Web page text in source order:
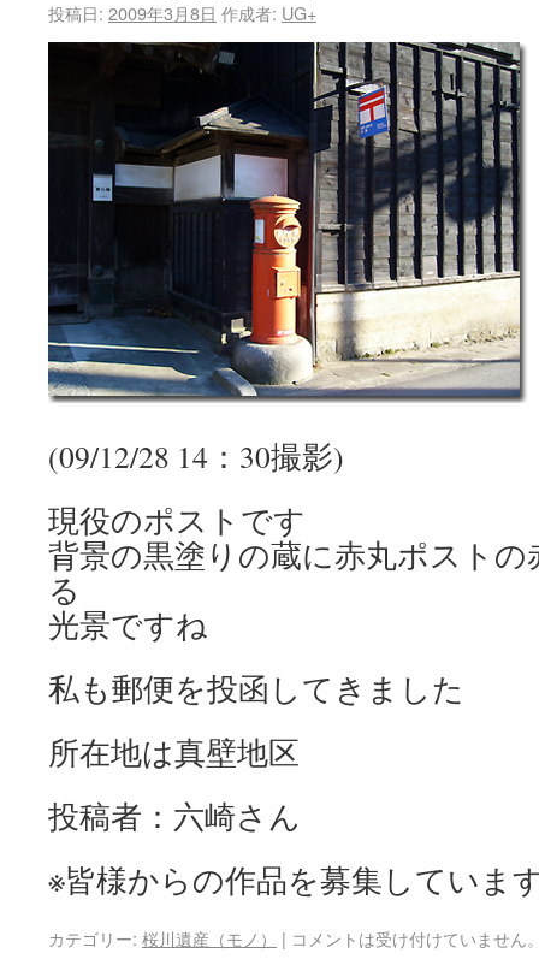
投稿日: 2009年3月8日 作成者: UG+
(09/12/28 14：30撮影)
現役のポストです
背景の黒塗りの蔵に赤丸ポスト
る
光景ですね
私も郵便を投函してきました
所在地は真壁地区
投稿者：六崎さん
※皆様からの作品を募集していま
カテゴリー: 桜川遺産（モノ） | コメントは受け付けていません